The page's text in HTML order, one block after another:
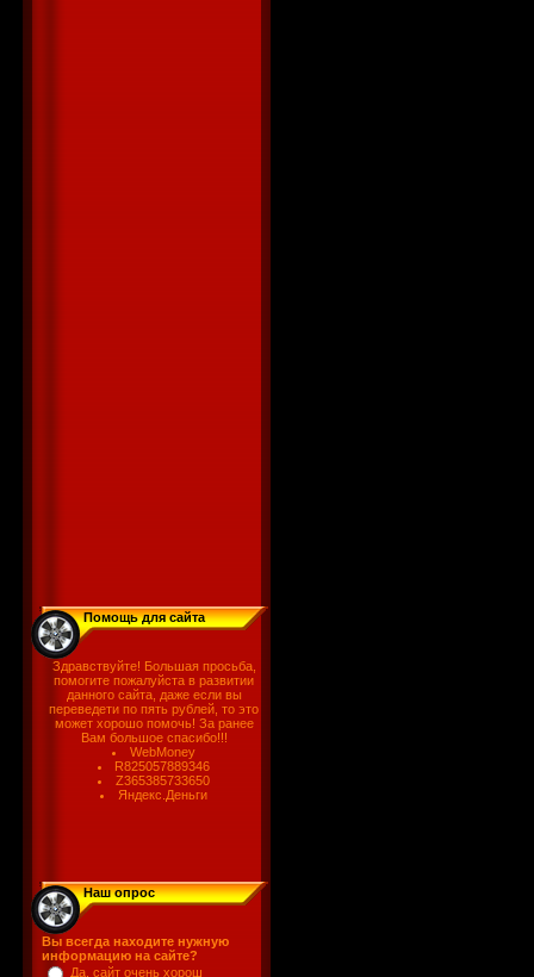
Помощь для сайта
Здравствуйте! Большая просьба,
помогите пожалуйста в развитии
данного сайта, даже если вы
переведети по пять рублей, то это
может хорошо помочь! За ранее
Вам большое спасибо!!!
WebMoney
R825057889346
Z365385733650
Яндекс.Деньги
Наш опрос
Вы всегда находите нужную
информацию на сайте?
Да, сайт очень хорош